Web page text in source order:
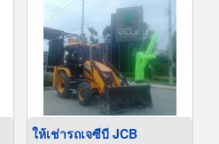
ให้เช่ารถเจซีบี JCB